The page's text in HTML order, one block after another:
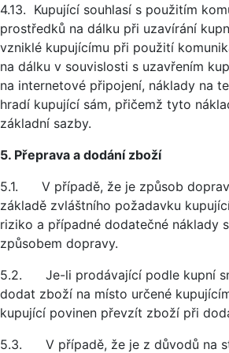
4.13. Kupující souhlasí s použitím
prostředků na dálku při uzavírání
vzniklé kupujícímu při použití
na dálku v souvislosti s uzavřením
na internetové připojení, náklady na
hradí kupující sám, přičemž tyto
základní sazby.
5. Přeprava a dodání zboží
5.1. V případě, že je způsob
základě zvláštního požadavku
riziko a případné dodatečné náklady
způsobem dopravy.
5.2. Je-li prodávající podle kupní
dodat zboží na místo určené
kupující povinen převzít zboží při
5.3. V případě, že je z důvodů na